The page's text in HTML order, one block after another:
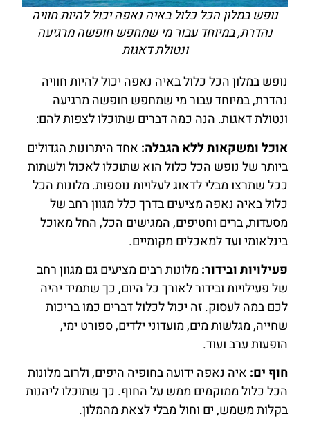
נופש במלון הכל כלול באיה נאפה יכול להיות חוויה
נהדרת, במיוחד עבור מי שמחפש חופשה מרגיעה
ונטולת דאגות
נופש במלון הכל כלול באיה נאפה יכול להיות חוויה
נהדרת, במיוחד עבור מי שמחפש חופשה מרגיעה
ונטולת דאגות. הנה כמה דברים שתוכלו לצפות להם:
אוכל ומשקאות ללא הגבלה: אחד היתרונות הגדולים
ביותר של נופש הכל כלול הוא שתוכלו לאכול ולשתות
ככל שתרצו מבלי לדאוג לעלויות נוספות. מלונות הכל
כלול באיה נאפה מציעים בדרך כלל מגוון רחב של
מסעדות, ברים וחטיפים, המגישים הכל, החל מאוכל
בינלאומי ועד למאכלים מקומיים.
פעילויות ובידור: מלונות רבים מציעים גם מגוון רחב
של פעילויות ובידור לאורך כל היום, כך שתמיד יהיה
לכם במה לעסוק. זה יכול לכלול דברים כמו בריכות
שחייה, מגלשות מים, מועדוני ילדים, ספורט ימי,
הופעות ערב ועוד.
חוף ים: איה נאפה ידועה בחופיה היפים, ולרוב מלונות
הכל כלול ממוקמים ממש על החוף. כך שתוכלו ליהנות
בקלות משמש, ים וחול מבלי לצאת מהמלון.